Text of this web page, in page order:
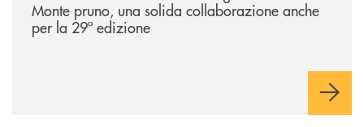
Monte pruno, una solida collaborazione anche
per la 29ª edizione